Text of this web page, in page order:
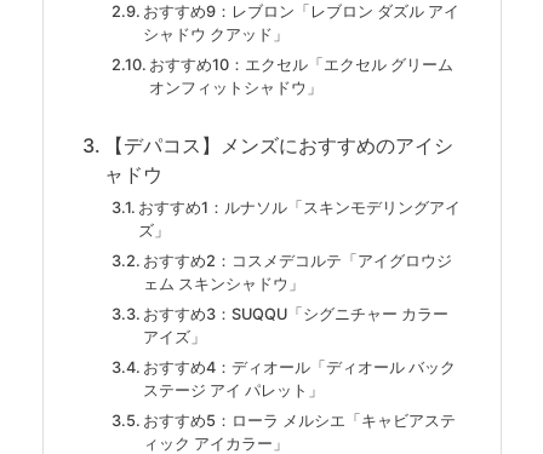
おすすめ9：レブロン「レブロン ダズル アイ
シャドウ クアッド」
おすすめ10：エクセル「エクセル グリーム
オンフィットシャドウ」
【デパコス】メンズにおすすめのアイシ
ャドウ
おすすめ1：ルナソル「スキンモデリングアイ
ズ」
おすすめ2：コスメデコルテ「アイグロウジ
ェム スキンシャドウ」
おすすめ3：SUQQU「シグニチャー カラー
アイズ」
おすすめ4：ディオール「ディオール バック
ステージ アイ パレット」
おすすめ5：ローラ メルシエ「キャビアステ
ィック アイカラー」